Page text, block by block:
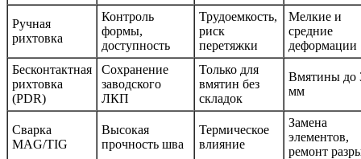
Ручная
рихтовка
Контроль
формы,
доступность
Трудоемкость,
риск
перетяжки
Мелкие и
средние
деформации
Бесконтактная
рихтовка
(PDR)
Сохранение
заводского
ЛКП
Только для
вмятин без
складок
Вмятины до
мм
Сварка
MAG/TIG
Высокая
прочность шва
Термическое
влияние
Замена
элементов,
ремонт